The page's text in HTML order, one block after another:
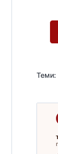
Теми: